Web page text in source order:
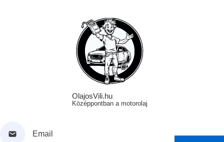
OlajosVili.hu
Középpontban a motorolaj
Email